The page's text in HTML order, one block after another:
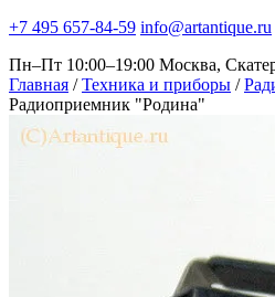
+7 495 657-84-59 info@artantique.ru
Пн–Пт 10:00–19:00 Москва,
Главная / Техника и приборы /
Радиоприемник "Родина"